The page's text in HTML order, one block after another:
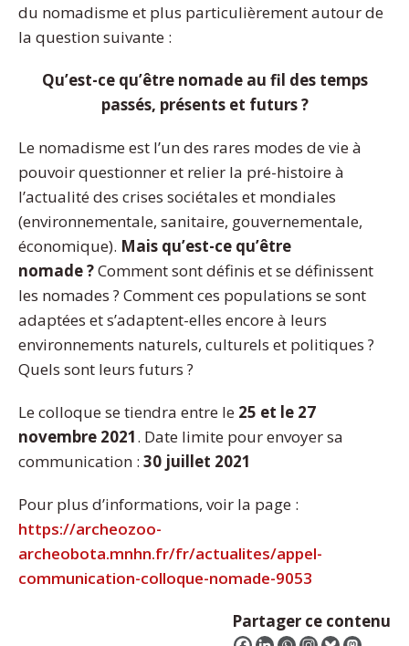
du nomadisme et plus particulièrement autour de
la question suivante :
Qu’est-ce qu’être nomade au fil des temps
passés, présents et futurs ?
Le nomadisme est l’un des rares modes de vie à
pouvoir questionner et relier la pré-histoire à
l’actualité des crises sociétales et mondiales
(environnementale, sanitaire, gouvernementale,
économique). Mais qu’est-ce qu’être
nomade ?Comment sont définis et se définissent
les nomades ? Comment ces populations se sont
adaptées et s’adaptent-elles encore à leurs
environnements naturels, culturels et politiques ?
Quels sont leurs futurs ?
Le colloque se tiendra entre le 25 et le 27
novembre 2021. Date limite pour envoyer sa
communication : 30 juillet 2021
Pour plus d’informations, voir la page :
https://archeozoo-
archeobota.mnhn.fr/fr/actualites/appel-
communication-colloque-nomade-9053
Partager ce contenu